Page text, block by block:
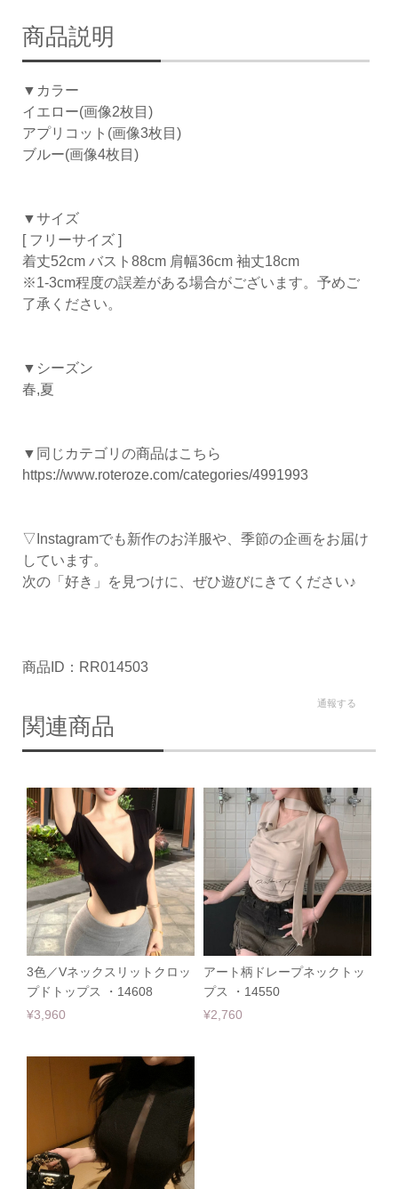
商品説明
▼カラー
イエロー(画像2枚目)
アプリコット(画像3枚目)
ブルー(画像4枚目)
▼サイズ
[ フリーサイズ ]
着丈52cm バスト88cm 肩幅36cm 袖丈18cm
※1-3cm程度の誤差がある場合がございます。予めご
了承ください。
▼シーズン
春,夏
▼同じカテゴリの商品はこちら
https://www.roteroze.com/categories/4991993
▽Instagramでも新作のお洋服や、季節の企画をお届け
しています。
次の「好き」を見つけに、ぜひ遊びにきてください♪
商品ID：RR014503
通報する
関連商品
3色／Vネックスリットクロッ
プドトップス ・14608
¥3,960
アート柄ドレープネックトッ
プス ・14550
¥2,760